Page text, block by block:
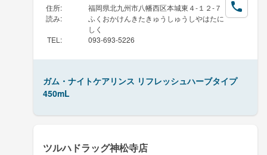
住所:
福岡県北九州市八幡西区本城東４-１２-７
読み:
ふくおかけんきたきゅうしゅうしやはたに
しく
TEL : 093-693-5226
ガム・ナイトケアリンス リフレッシュハーブタイプ
450mL
ツルハドラッグ神松寺店